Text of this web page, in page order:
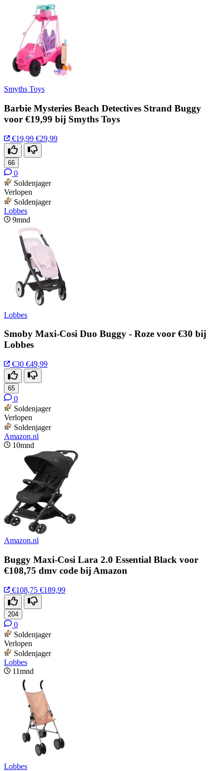
Smyths Toys
Barbie Mysteries Beach Detectives Strand Buggy
voor €19,99 bij Smyths Toys
€19,99 €29,99
66
0
Soldenjager
Verlopen
Soldenjager
Lobbes
9mnd
Lobbes
Smoby Maxi-Cosi Duo Buggy - Roze voor €30 bij
Lobbes
€30 €49,99
65
0
Soldenjager
Verlopen
Soldenjager
Amazon.nl
10mnd
Amazon.nl
Buggy Maxi-Cosi Lara 2.0 Essential Black voor
€108,75 dmv code bij Amazon
€108,75 €189,99
204
0
Soldenjager
Verlopen
Soldenjager
Lobbes
11mnd
Lobbes